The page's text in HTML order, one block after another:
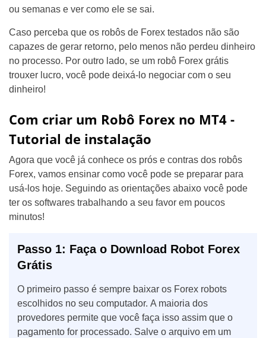
ou semanas e ver como ele se sai.
Caso perceba que os robôs de Forex testados não são
capazes de gerar retorno, pelo menos não perdeu dinheiro
no processo. Por outro lado, se um robô Forex grátis
trouxer lucro, você pode deixá-lo negociar com o seu
dinheiro!
Com criar um Robô Forex no MT4 -
Tutorial de instalação
Agora que você já conhece os prós e contras dos robôs
Forex, vamos ensinar como você pode se preparar para
usá-los hoje. Seguindo as orientações abaixo você pode
ter os softwares trabalhando a seu favor em poucos
minutos!
Passo 1: Faça o Download Robot Forex
Grátis
O primeiro passo é sempre baixar os Forex robots
escolhidos no seu computador. A maioria dos
provedores permite que você faça isso assim que o
pagamento for processado. Salve o arquivo em um